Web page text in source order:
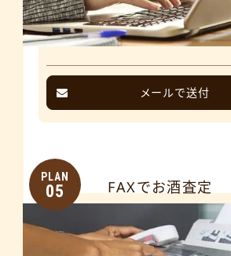
メールで送付
PLAN
05 FAXでお酒査定